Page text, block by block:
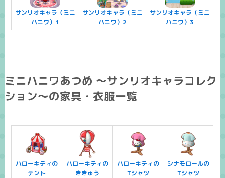
サンリオキャラ（ミニ
ハニワ）1
サンリオキャラ（ミニ
ハニワ）2
サンリオキャラ（ミニ
ハニワ）3
ミニハニワあつめ ～サンリオキャラコレク
ション～の家具・衣服一覧
ハローキティの
テント
ハローキティの
ききゅう
ハローキティの
Tシャツ
シナモロールの
Tシャツ